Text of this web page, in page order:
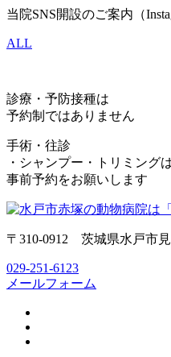
当院SNS開設のご案内（
ALL
診療・予防接種は
予約制ではありません
手術・往診
・シャンプー・トリミング
事前予約をお願いします
〒310-0912 茨城県水戸市見
029-251-6123
メールフォーム